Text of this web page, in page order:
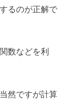
るのが正解で
数などを利
然ですが計算